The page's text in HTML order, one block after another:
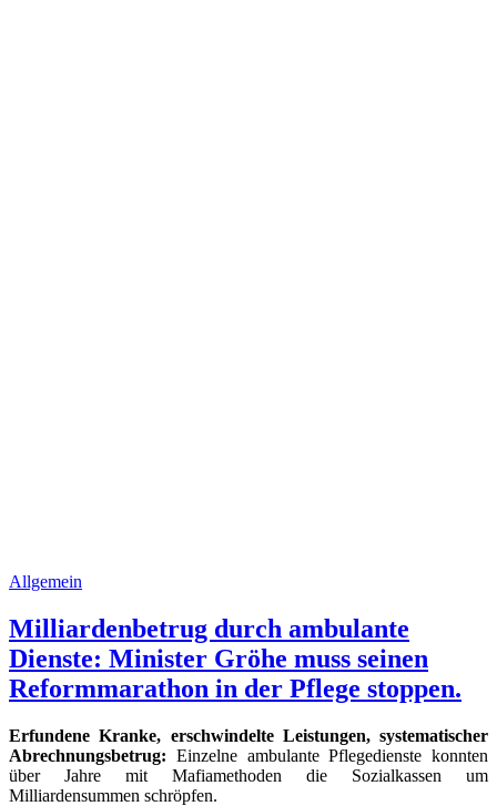
Allgemein
Milliardenbetrug durch ambulante
Dienste: Minister Gröhe muss seinen
Reformmarathon in der Pflege stoppen.
Erfundene Kranke, erschwindelte Leistungen, systematischer
Abrechnungsbetrug: Einzelne ambulante Pflegedienste konnten
über Jahre mit Mafiamethoden die Sozialkassen um
Milliardensummen schröpfen.